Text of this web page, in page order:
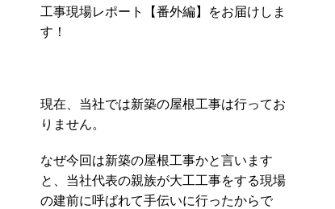
工事現場レポート【番外編】をお届けしま
す！
現在、当社では新築の屋根工事は行ってお
りません。
なぜ今回は新築の屋根工事かと言います
と、当社代表の親族が大工工事をする現場
の建前に呼ばれて手伝いに行ったからで